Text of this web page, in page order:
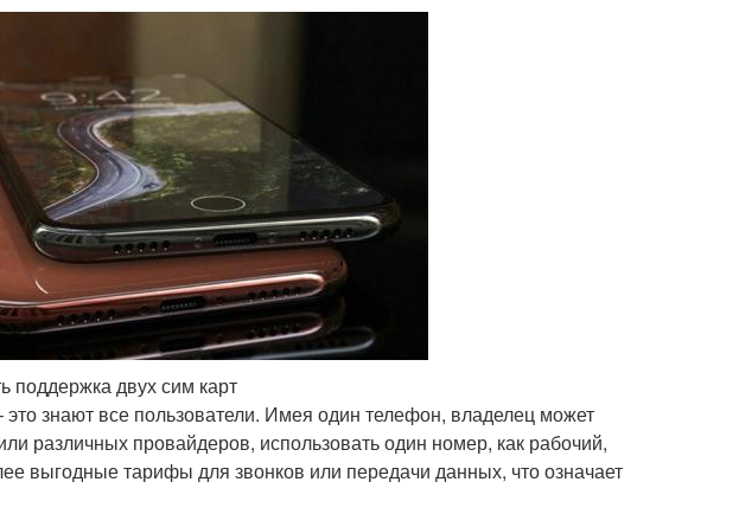
поддержка двух сим карт
знают все пользователи. Имея один телефон, владелец может
различных провайдеров, использовать один номер, как рабочий,
выгодные тарифы для звонков или передачи данных, что означает